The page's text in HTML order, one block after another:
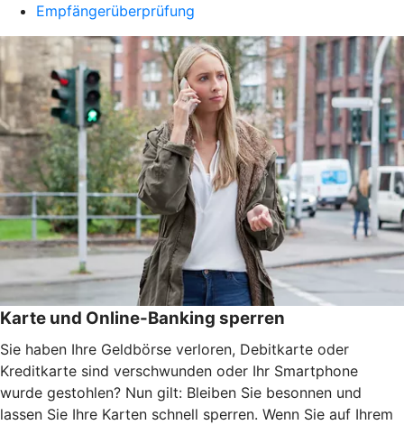
Empfängerüberprüfung
Karte und Online-Banking sperren
Sie haben Ihre Geldbörse verloren, Debitkarte oder
Kreditkarte sind verschwunden oder Ihr Smartphone
wurde gestohlen? Nun gilt: Bleiben Sie besonnen und
lassen Sie Ihre Karten schnell sperren. Wenn Sie auf Ihrem